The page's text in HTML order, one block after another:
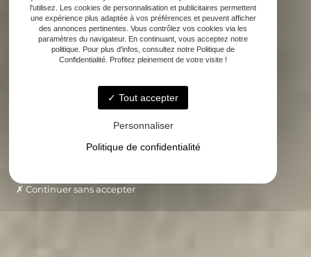
l'utilisez. Les cookies de personnalisation et publicitaires permettent
une expérience plus adaptée à vos préférences et peuvent afficher
des annonces pertinentes. Vous contrôlez vos cookies via les
paramètres du navigateur. En continuant, vous acceptez notre
politique. Pour plus d'infos, consultez notre Politique de
Confidentialité. Profitez pleinement de votre visite !
Tout accepter
Personnaliser
Politique de confidentialité
Continuer sans accepter